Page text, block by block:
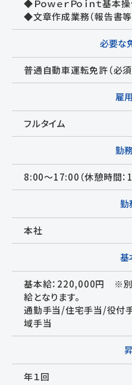
◆ＰｏｗｅｒＰｏｉｎｔ基本
◆文章作成業務（報告書等
必要な
普通自動車運転免許（必須
雇
フルタイム
勤
8:00〜17:00（休憩時間：
勤
本社
基
基本給：220,000円 ※別
給となります。
通勤手当/住宅手当/役付
域手当
年１回